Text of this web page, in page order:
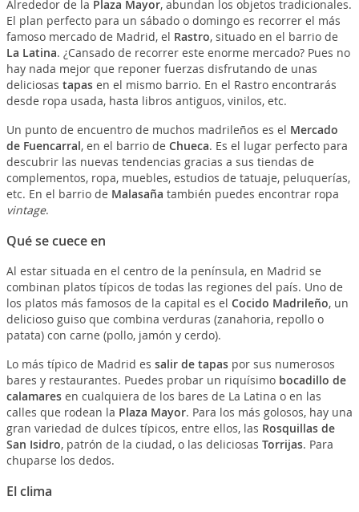
Alrededor de la Plaza Mayor, abundan los objetos tradicionales.
El plan perfecto para un sábado o domingo es recorrer el más
famoso mercado de Madrid, el Rastro, situado en el barrio de
La Latina. ¿Cansado de recorrer este enorme mercado? Pues no
hay nada mejor que reponer fuerzas disfrutando de unas
deliciosas tapasen el mismo barrio. En el Rastro encontrarás
desde ropa usada, hasta libros antiguos, vinilos, etc.
Un punto de encuentro de muchos madrileños es el Mercado
de Fuencarral, en el barrio de Chueca. Es el lugar perfecto para
descubrir las nuevas tendencias gracias a sus tiendas de
complementos, ropa, muebles, estudios de tatuaje, peluquerías,
etc. En el barrio de Malasaña también puedes encontrar ropa
vintage.
Qué se cuece en
Al estar situada en el centro de la península, en Madrid se
combinan platos típicos de todas las regiones del país. Uno de
los platos más famosos de la capital es el Cocido Madrileño, un
delicioso guiso que combina verduras (zanahoria, repollo o
patata) con carne (pollo, jamón y cerdo).
Lo más típico de Madrid es salir de tapaspor sus numerosos
bares y restaurantes. Puedes probar un riquísimo bocadillo de
calamaresen cualquiera de los bares de La Latina o en las
calles que rodean la Plaza Mayor. Para los más golosos, hay una
gran variedad de dulces típicos, entre ellos, las Rosquillas de
San Isidro, patrón de la ciudad, o las deliciosas Torrijas. Para
chuparse los dedos.
El clima